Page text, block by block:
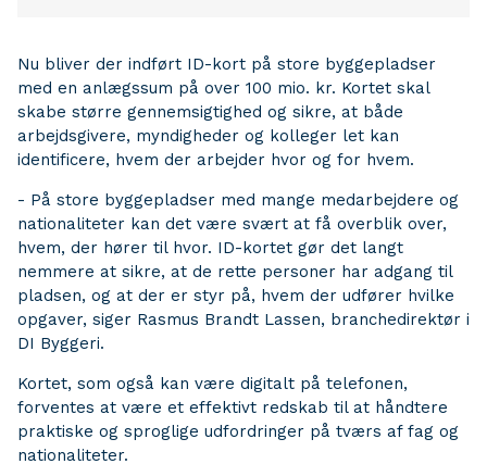
Nu bliver der indført ID-kort på store byggepladser
med en anlægssum på over 100 mio. kr. Kortet skal
skabe større gennemsigtighed og sikre, at både
arbejdsgivere, myndigheder og kolleger let kan
identificere, hvem der arbejder hvor og for hvem.
- På store byggepladser med mange medarbejdere og
nationaliteter kan det være svært at få overblik over,
hvem, der hører til hvor. ID-kortet gør det langt
nemmere at sikre, at de rette personer har adgang til
pladsen, og at der er styr på, hvem der udfører hvilke
opgaver, siger Rasmus Brandt Lassen, branchedirektør i
DI Byggeri.
Kortet, som også kan være digitalt på telefonen,
forventes at være et effektivt redskab til at håndtere
praktiske og sproglige udfordringer på tværs af fag og
nationaliteter.